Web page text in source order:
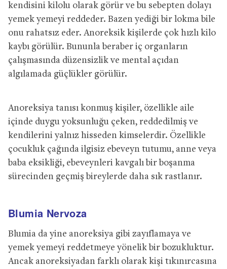
kendisini kilolu olarak görür ve bu sebepten dolayı
yemek yemeyi reddeder. Bazen yediği bir lokma bile
onu rahatsız eder. Anoreksik kişilerde çok hızlı kilo
kaybı görülür. Bununla beraber iç organların
çalışmasında düzensizlik ve mental açıdan
algılamada güçlükler görülür.
Anoreksiya tanısı konmuş kişiler, özellikle aile
içinde duygu yoksunluğu çeken, reddedilmiş ve
kendilerini yalnız hisseden kimselerdir. Özellikle
çocukluk çağında ilgisiz ebeveyn tutumu, anne veya
baba eksikliği, ebeveynleri kavgalı bir boşanma
sürecinden geçmiş bireylerde daha sık rastlanır.
Blumia Nervoza
Blumia da yine anoreksiya gibi zayıflamaya ve
yemek yemeyi reddetmeye yönelik bir bozukluktur.
Ancak anoreksiyadan farklı olarak kişi tıkınırcasına